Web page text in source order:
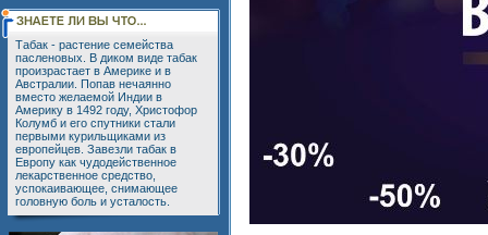
Табак - растение семейства
пасленовых. В диком виде табак
произрастает в Америке и в
Австралии. Попав нечаянно
вместо желаемой Индии в
Америку в 1492 году, Христофор
Колумб и его спутники стали
первыми курильщиками из
европейцев. Завезли табак в
Европу как чудодейственное
лекарственное средство,
успокаивающее, снимающее
головную боль и усталость.